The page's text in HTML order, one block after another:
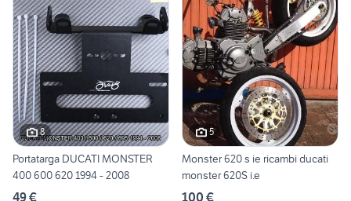
8
Portatarga DUCATI MONSTER
400 600 620 1994 - 2008
49 €
5
Monster 620 s ie ricambi ducati
monster 620S i.e
100 €